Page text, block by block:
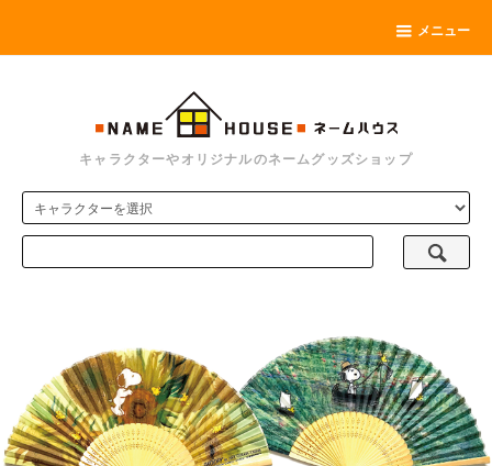
メニュー
キャラクターやオリジナルのネームグッズショップ